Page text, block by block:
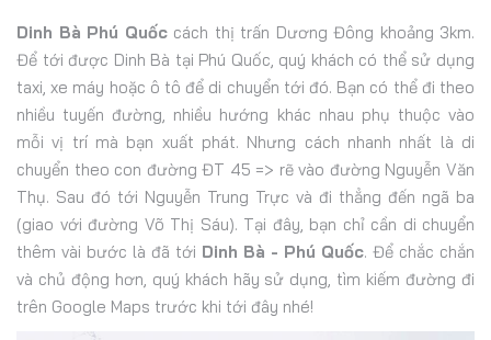
Dinh Bà Phú Quốccách thị trấn Dương Đông khoảng 3km.
Để tới được Dinh Bà tại Phú Quốc, quý khách có thể sử dụng
taxi, xe máy hoặc ô tô để di chuyển tới đó. Bạn có thể đi theo
nhiều tuyến đường, nhiều hướng khác nhau phụ thuộc vào
mỗi vị trí mà bạn xuất phát. Nhưng cách nhanh nhất là di
chuyển theo con đường ĐT 45 => rẽ vào đường Nguyễn Văn
Thụ. Sau đó tới Nguyễn Trung Trực và đi thẳng đến ngã ba
(giao với đường Võ Thị Sáu). Tại đây, bạn chỉ cần di chuyển
thêm vài bước là đã tới Dinh Bà - Phú Quốc. Để chắc chắn
và chủ động hơn, quý khách hãy sử dụng, tìm kiếm đường đi
trên Google Maps trước khi tới đây nhé!